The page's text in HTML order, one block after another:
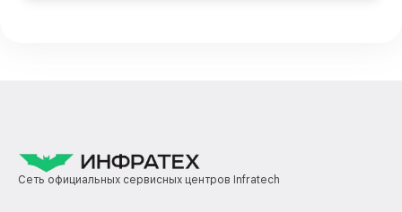
Сеть официальных сервисных центров Infratech